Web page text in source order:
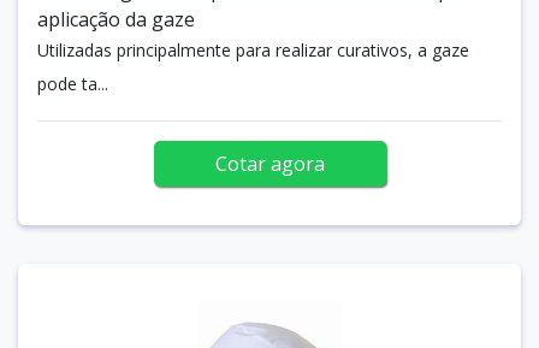
aplicação da gaze
Utilizadas principalmente para realizar curativos, a gaze
pode ta...
Cotar agora